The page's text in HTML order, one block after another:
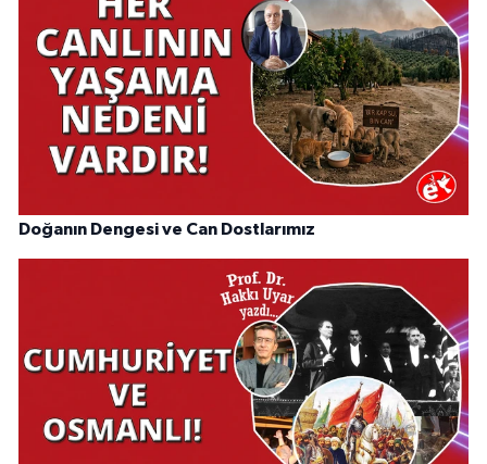
Doğanın Dengesi ve Can Dostlarımız